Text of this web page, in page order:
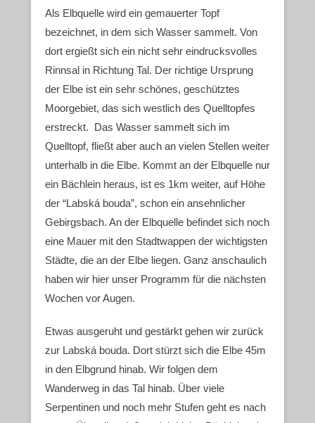
Als Elbquelle wird ein gemauerter Topf
bezeichnet, in dem sich Wasser sammelt. Von
dort ergießt sich ein nicht sehr eindrucksvolles
Rinnsal in Richtung Tal. Der richtige Ursprung
der Elbe ist ein sehr schönes, geschütztes
Moorgebiet, das sich westlich des Quelltopfes
erstreckt. Das Wasser sammelt sich im
Quelltopf, fließt aber auch an vielen Stellen weiter
unterhalb in die Elbe. Kommt an der Elbquelle nur
ein Bächlein heraus, ist es 1km weiter, auf Höhe
der “Labská bouda”, schon ein ansehnlicher
Gebirgsbach. An der Elbquelle befindet sich noch
eine Mauer mit den Stadtwappen der wichtigsten
Städte, die an der Elbe liegen. Ganz anschaulich
haben wir hier unser Programm für die nächsten
Wochen vor Augen.
Etwas ausgeruht und gestärkt gehen wir zurück
zur Labská bouda. Dort stürzt sich die Elbe 45m
in den Elbgrund hinab. Wir folgen dem
Wanderweg in das Tal hinab. Über viele
Serpentinen und noch mehr Stufen geht es nach